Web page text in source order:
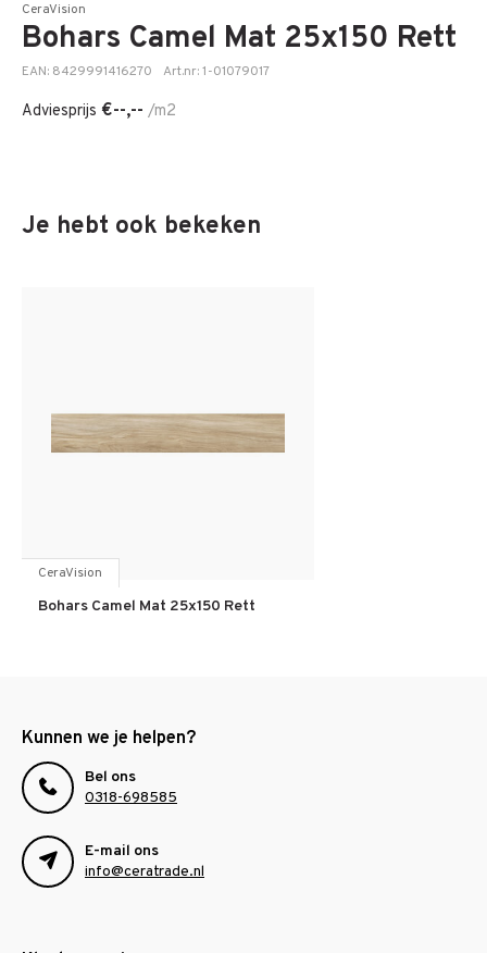
CeraVision
Bohars Camel Mat 25x150 Rett
EAN: 8429991416270 Art.nr: 1-01079017
Adviesprijs €--,-- /m2
Je hebt ook bekeken
CeraVision
Bohars Camel Mat 25x150 Rett
Kunnen we je helpen?
Bel ons
0318-698585
E-mail ons
info@ceratrade.nl